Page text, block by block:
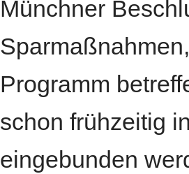
Münchner
Programm
schon frühzeitig
eingebunden